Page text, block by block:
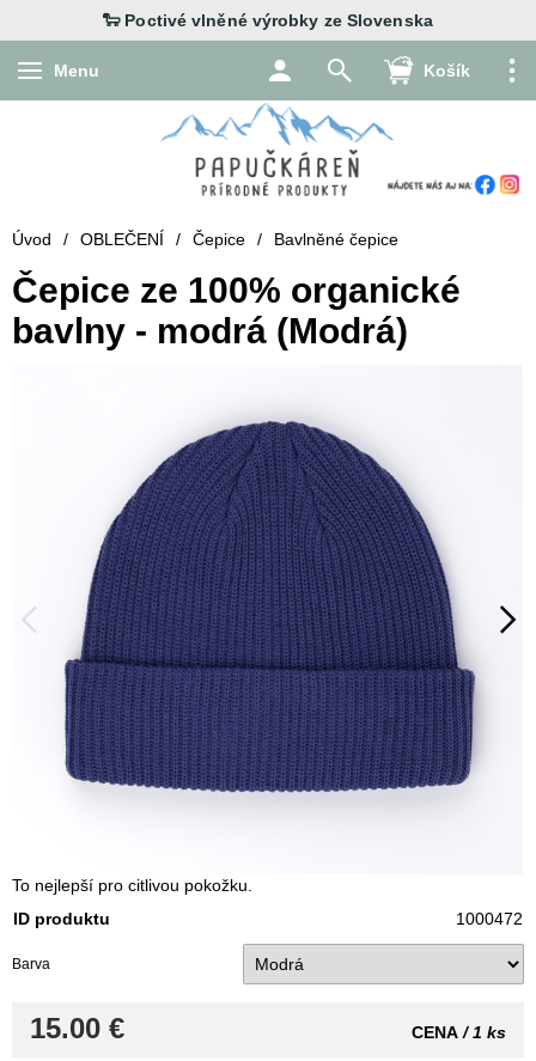
Menu Košík
Úvod / OBLEČENÍ / Čepice / Bavlněné čepice
Čepice ze 100% organické
bavlny - modrá (Modrá)
To nejlepší pro citlivou pokožku.
ID produktu
1000472
Barva
15.00 € CENA / 1 ks